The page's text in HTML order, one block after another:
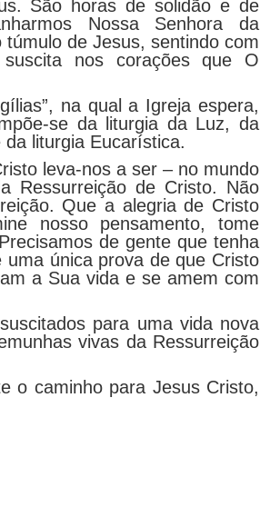
São horas de solidão e de
Nossa Senhora da
de Jesus, sentindo com
nos corações que O
na qual a Igreja espera,
se da liturgia da Luz, da
da liturgia Eucarística.
leva-nos a ser – no mundo
Ressurreição de Cristo. Não
Que a alegria de Cristo
nosso pensamento, tome
de gente que tenha
única prova de que Cristo
a Sua vida e se amem com
para uma vida nova
vivas da Ressurreição
o caminho para Jesus Cristo,